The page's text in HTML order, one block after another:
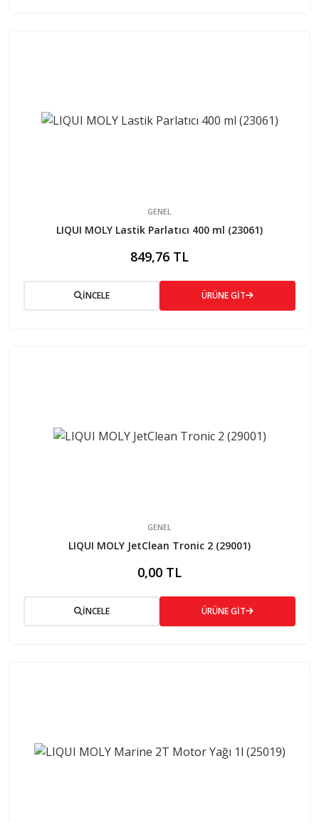
GENEL
LIQUI MOLY Lastik Parlatıcı 400 ml (23061)
849,76 TL
İNCELE ÜRÜNE GİT
GENEL
LIQUI MOLY JetClean Tronic 2 (29001)
0,00 TL
İNCELE ÜRÜNE GİT